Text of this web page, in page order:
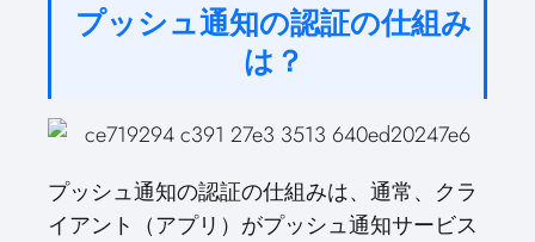
プッシュ通知の認証の仕組み
は？
プッシュ通知の認証の仕組みは、通常、クラ
イアント（アプリ）がプッシュ通知サービス